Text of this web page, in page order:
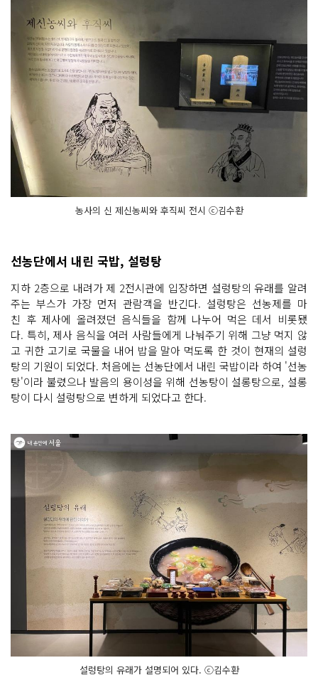
농사의 신 제신농씨와 후직씨 전시 ⓒ김수환
선농단에서 내린 국밥, 설렁탕
지하 2층으로 내려가 제 2전시관에 입장하면 설렁탕의 유래를 알려
주는 부스가 가장 먼저 관람객을 반긴다. 설렁탕은 선농제를 마
친 후 제사에 올려졌던 음식들을 함께 나누어 먹은 데서 비롯됐
다. 특히, 제사 음식을 여러 사람들에게 나눠주기 위해 그냥 먹지 않
고 귀한 고기로 국물을 내어 밥을 말아 먹도록 한 것이 현재의 설렁
탕의 기원이 되었다. 처음에는 선농단에서 내린 국밥이라 하여 '선농
탕'이라 불렸으나 발음의 용이성을 위해 선농탕이 설롱탕으로, 설롱
탕이 다시 설렁탕으로 변하게 되었다고 한다.
설렁탕의 유래가 설명되어 있다. ⓒ김수환